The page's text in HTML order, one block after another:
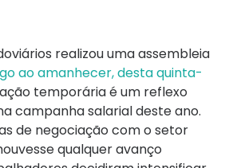
realizou uma assembleia
ao amanhecer, desta quinta-
temporária é um reflexo
campanha salarial deste ano.
de negociação com o setor
qualquer avanço